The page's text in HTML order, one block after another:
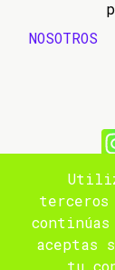
NOSOTROS
© 2009-
terceros
continúas
aceptas
tu